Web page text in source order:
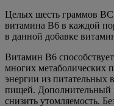
Целых шесть граммов
витамина B6 в каждой
в данной добавке
Витамин B6
многих метаболических
энергии из питательных
пищей. Дополнительный
снизить утомляемость.